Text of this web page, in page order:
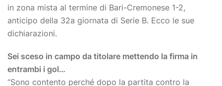
in zona mista al termine di Bari-Cremonese 1-2,
anticipo della 32a giornata di Serie B. Ecco le sue
dichiarazioni.
Sei sceso in campo da titolare mettendo la firma in
entrambi i gol…
“Sono contento perché dopo la partita contro la